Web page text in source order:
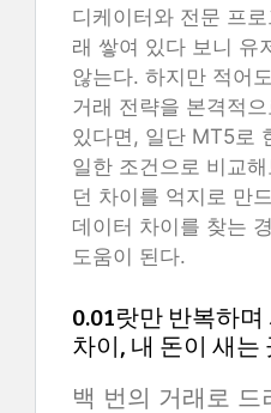
디케이터와 전문 프
래 쌓여 있다 보니 유
않는다. 하지만 적어
거래 전략을 본격적
있다면, 일단 MT5로
일한 조건으로 비교
던 차이를 억지로 만
데이터 차이를 찾는
도움이 된다.
0.01랏만 반복하
차이, 내 돈이 새는
백 번의 거래로 드